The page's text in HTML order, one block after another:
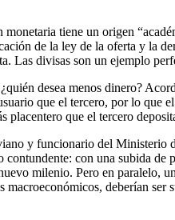
tiene un origen
de la ley de la oferta y la
Las divisas son un ejemplo
desea menos dinero?
que el tercero, por lo que
placentero que el tercero
y funcionario del Ministerio
con una subida de
milenio. Pero en
deberían